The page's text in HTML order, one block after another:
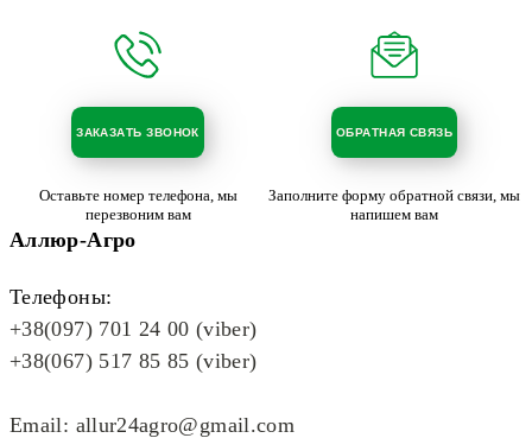
ЗАКАЗАТЬ ЗВОНОК
Оставьте номер телефона, мы
перезвоним вам
ОБРАТНАЯ СВЯЗЬ
Заполните форму обратной связи, мы
напишем вам
Аллюр-Агро
Телефоны:
+38(097) 701 24 00 (viber)
+38(067) 517 85 85 (viber)
Email: allur24agro@gmail.com